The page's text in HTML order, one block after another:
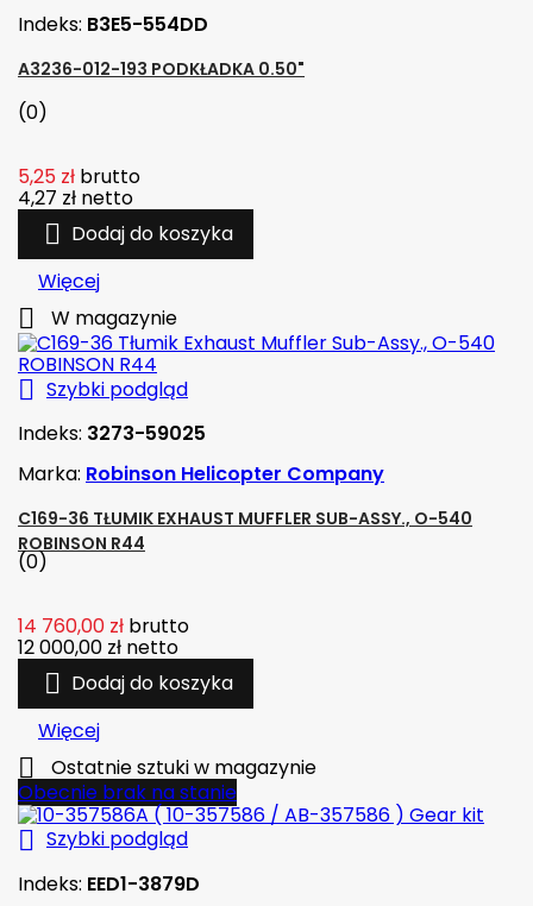
Indeks: B3E5-554DD
A3236-012-193 PODKŁADKA 0.50"
(0)
5,25 zł brutto
4,27 zł netto
 Dodaj do koszyka
Więcej
 W magazynie
 Szybki podgląd
Indeks: 3273-59025
Marka: Robinson Helicopter Company
C169-36 TŁUMIK EXHAUST MUFFLER SUB-ASSY., O-540
ROBINSON R44
(0)
14 760,00 zł brutto
12 000,00 zł netto
 Dodaj do koszyka
Więcej

Ostatnie sztuki w magazynie
Obecnie brak na stanie
 Szybki podgląd
Indeks: EED1-3879D